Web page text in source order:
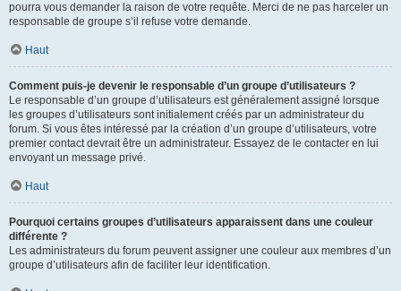
pourra vous demander la raison de votre requête. Merci de ne pas harceler un
responsable de groupe s’il refuse votre demande.
Haut
Comment puis-je devenir le responsable d’un groupe d’utilisateurs ?
Le responsable d’un groupe d’utilisateurs est généralement assigné lorsque
les groupes d’utilisateurs sont initialement créés par un administrateur du
forum. Si vous êtes intéressé par la création d’un groupe d’utilisateurs, votre
premier contact devrait être un administrateur. Essayez de le contacter en lui
envoyant un message privé.
Haut
Pourquoi certains groupes d’utilisateurs apparaissent dans une couleur
différente ?
Les administrateurs du forum peuvent assigner une couleur aux membres d’un
groupe d’utilisateurs afin de faciliter leur identification.